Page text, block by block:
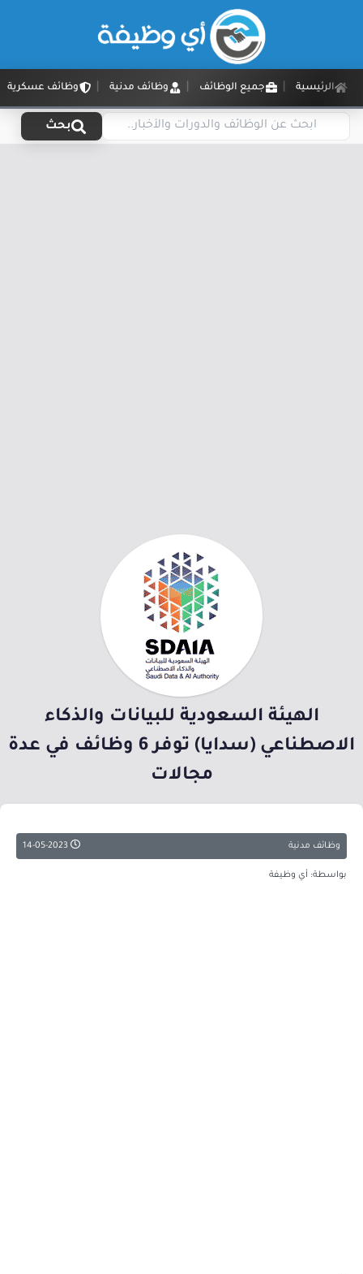
الرئيسية جميع الوظائف وظائف مدنية وظائف عسكرية
بحث
الهيئة السعودية للبيانات والذكاء
الاصطناعي (سدايا) توفر 6 وظائف في عدة
مجالات
وظائف مدنية
بواسطة: أي وظيفة